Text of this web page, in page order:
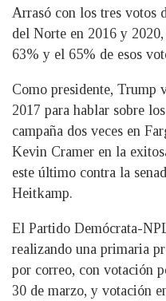
Arrasó con los tres votos
del Norte en 2016 y
63% y el 65% de esos
Como presidente, Trump
2017 para hablar sobre
campaña dos veces en
Kevin Cramer en la
este último contra la
Heitkamp.
El Partido Demócrata-
realizando una primaria
por correo, con votación
30 de marzo, y votación